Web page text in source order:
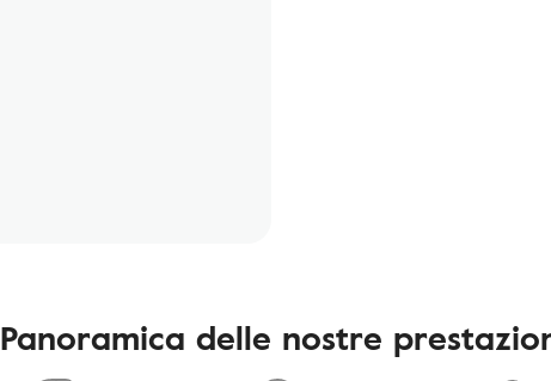
Panoramica delle nostre